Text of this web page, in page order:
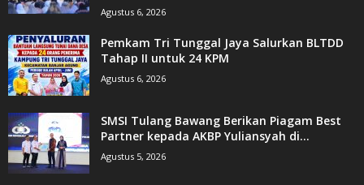
Agustus 6, 2026
Pemkam Tri Tunggal Jaya Salurkan BLTDD
Tahap II untuk 24 KPM
Agustus 6, 2026
SMSI Tulang Bawang Berikan Piagam Best
Partner kepada AKBP Yuliansyah di...
Agustus 5, 2026